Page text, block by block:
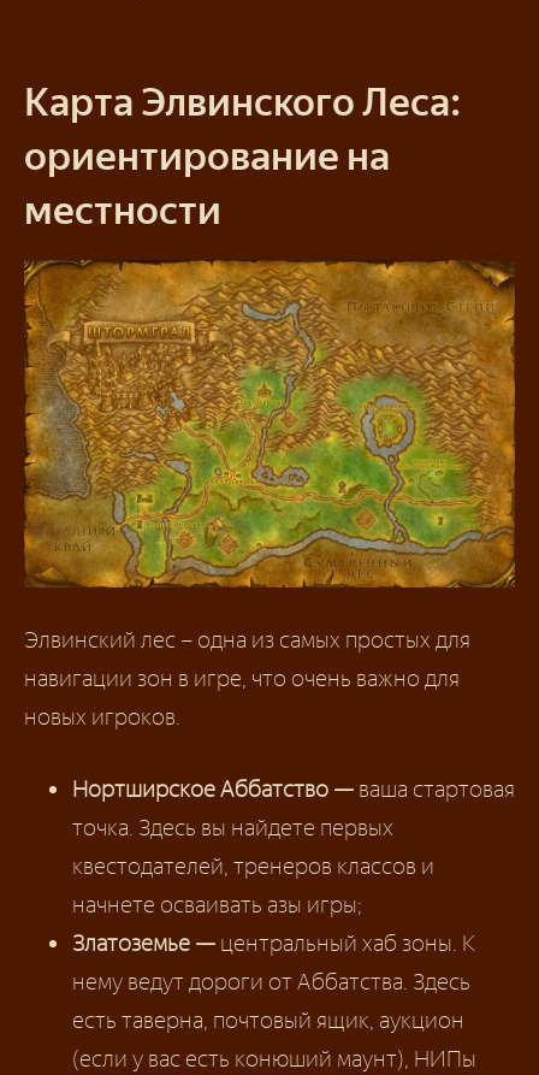
Карта Элвинского Леса:
ориентирование на
местности
Элвинский лес – одна из самых простых для
навигации зон в игре, что очень важно для
новых игроков.
Нортширское Аббатство — ваша стартовая
точка. Здесь вы найдете первых
квестодателей, тренеров классов и
начнете осваивать азы игры;
Златоземье — центральный хаб зоны. К
нему ведут дороги от Аббатства. Здесь
есть таверна, почтовый ящик, аукцион
(если у вас есть конюший маунт), НИПы